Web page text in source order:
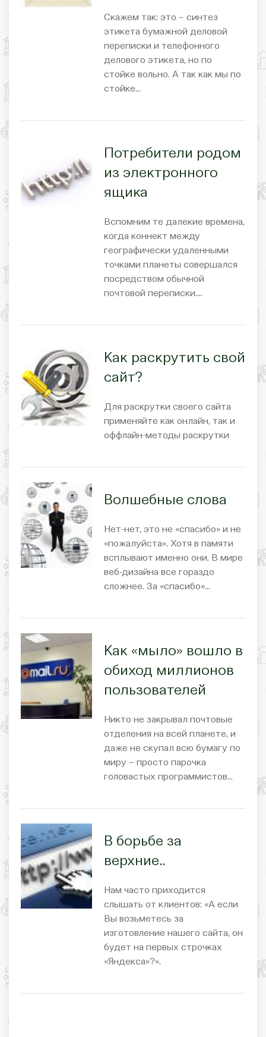
Скажем так: это – синтез
этикета бумажной деловой
переписки и телефонного
делового этикета, но по
стойке вольно. А так как мы по
стойке…
Потребители родом
из электронного
ящика
Вспомним те далекие времена,
когда коннект между
географически удаленными
точками планеты совершался
посредством обычной
почтовой переписки.…
Как раскрутить свой
сайт?
Для раскрутки своего сайта
применяйте как онлайн, так и
оффлайн-методы раскрутки
Волшебные слова
Нет-нет, это не «спасибо» и не
«пожалуйста». Хотя в памяти
всплывают именно они. В мире
веб-дизайна все гораздо
сложнее. За «спасибо»…
Как «мыло» вошло в
обиход миллионов
пользователей
Никто не закрывал почтовые
отделения на всей планете, и
даже не скупал всю бумагу по
миру – просто парочка
головастых программистов…
В борьбе за
верхние..
Нам часто приходится
слышать от клиентов: «А если
Вы возьметесь за
изготовление нашего сайта, он
будет на первых строчках
«Яндекса»?».